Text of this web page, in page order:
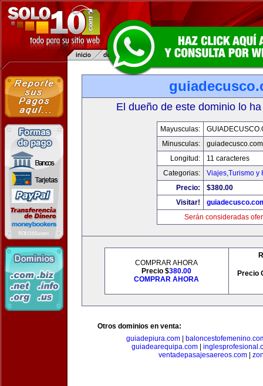
El dueño de este dominio lo
Mayusculas:
Minusculas:
guiadecusco.com
Longitud:
11 caracteres
Categorias:
Viajes,Turismo y
Precio:
$380.00
Visitar!
Serán consideradas
COMPRAR AHORA
Precio $380.00
COMPRAR AHORA
Precio
Otros dominios en venta:
guiadepiura.com|
guiadearequipa.com|
ventadepasajesaereos.com|